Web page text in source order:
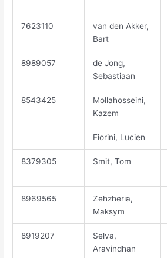
7623110
van den Akker,
Bart
8989057
de Jong,
Sebastiaan
8543425
Mollahosseini,
Kazem
Fiorini, Lucien
8379305 Smit, Tom
8969565
Zehzheria,
Maksym
8919207
Selva,
Aravindhan